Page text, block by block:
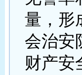
量，形
会治安
财产安